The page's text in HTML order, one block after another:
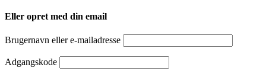
Eller opret med din email
Brugernavn eller e-mailadresse
Adgangskode